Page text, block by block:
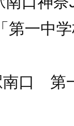
第一中
南口 第